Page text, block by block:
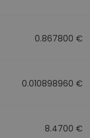
0.867800 €
0.010898960 €
8.4700 €